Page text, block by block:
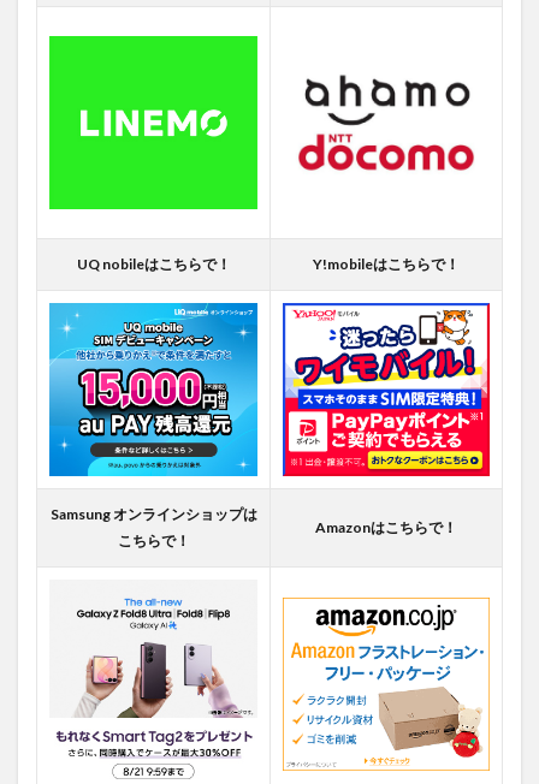
UQ nobileはこちらで！ Y!mobileはこちらで！
Samsung オンラインショップは
こちらで！
Amazonはこちらで！